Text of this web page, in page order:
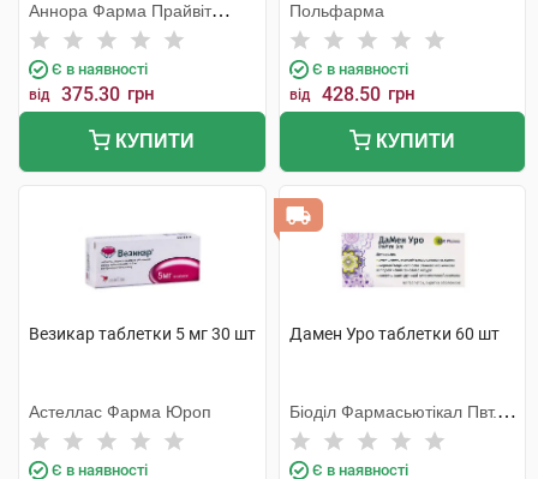
Аннора Фарма Прайвіт
Лімітед
Є в наявності
від 375.30 грн
КУПИТИ
Польфарма
Є в наявності
від 428.50 грн
КУПИТИ
Везикар таблетки 5 мг 30 шт
Астеллас Фарма Юроп
Є в наявності
Дамен Уро таблетки 60 шт
Біоділ Фармасьютікал Пвт.
Лтд.
Є в наявності